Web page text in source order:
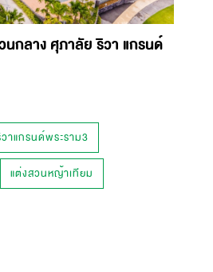
กลาง ศุภาลัย ริวา แกรนด์
าแกรนด์พระราม3
แต่งสวนหญ้าเทียม